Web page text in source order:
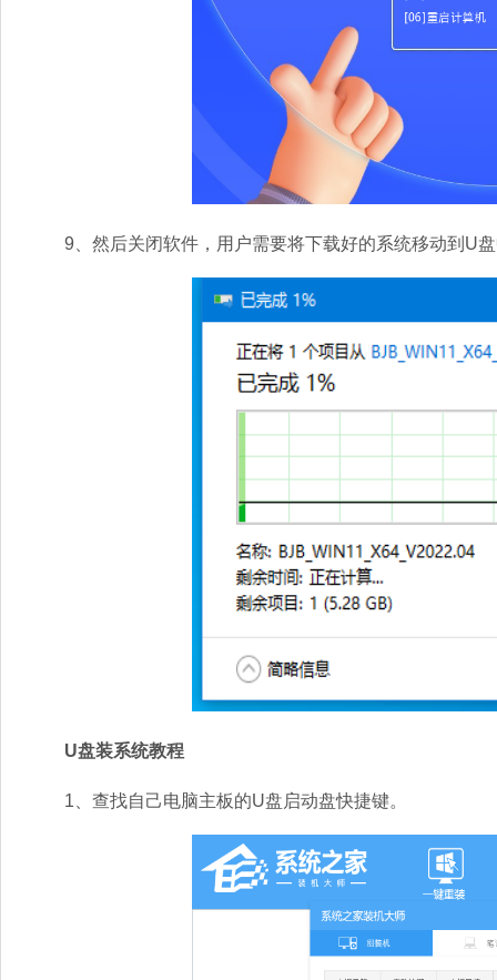
9、然后关闭软件，用户需要将下载好的系统移动到U盘
U盘装系统教程
1、查找自己电脑主板的U盘启动盘快捷键。